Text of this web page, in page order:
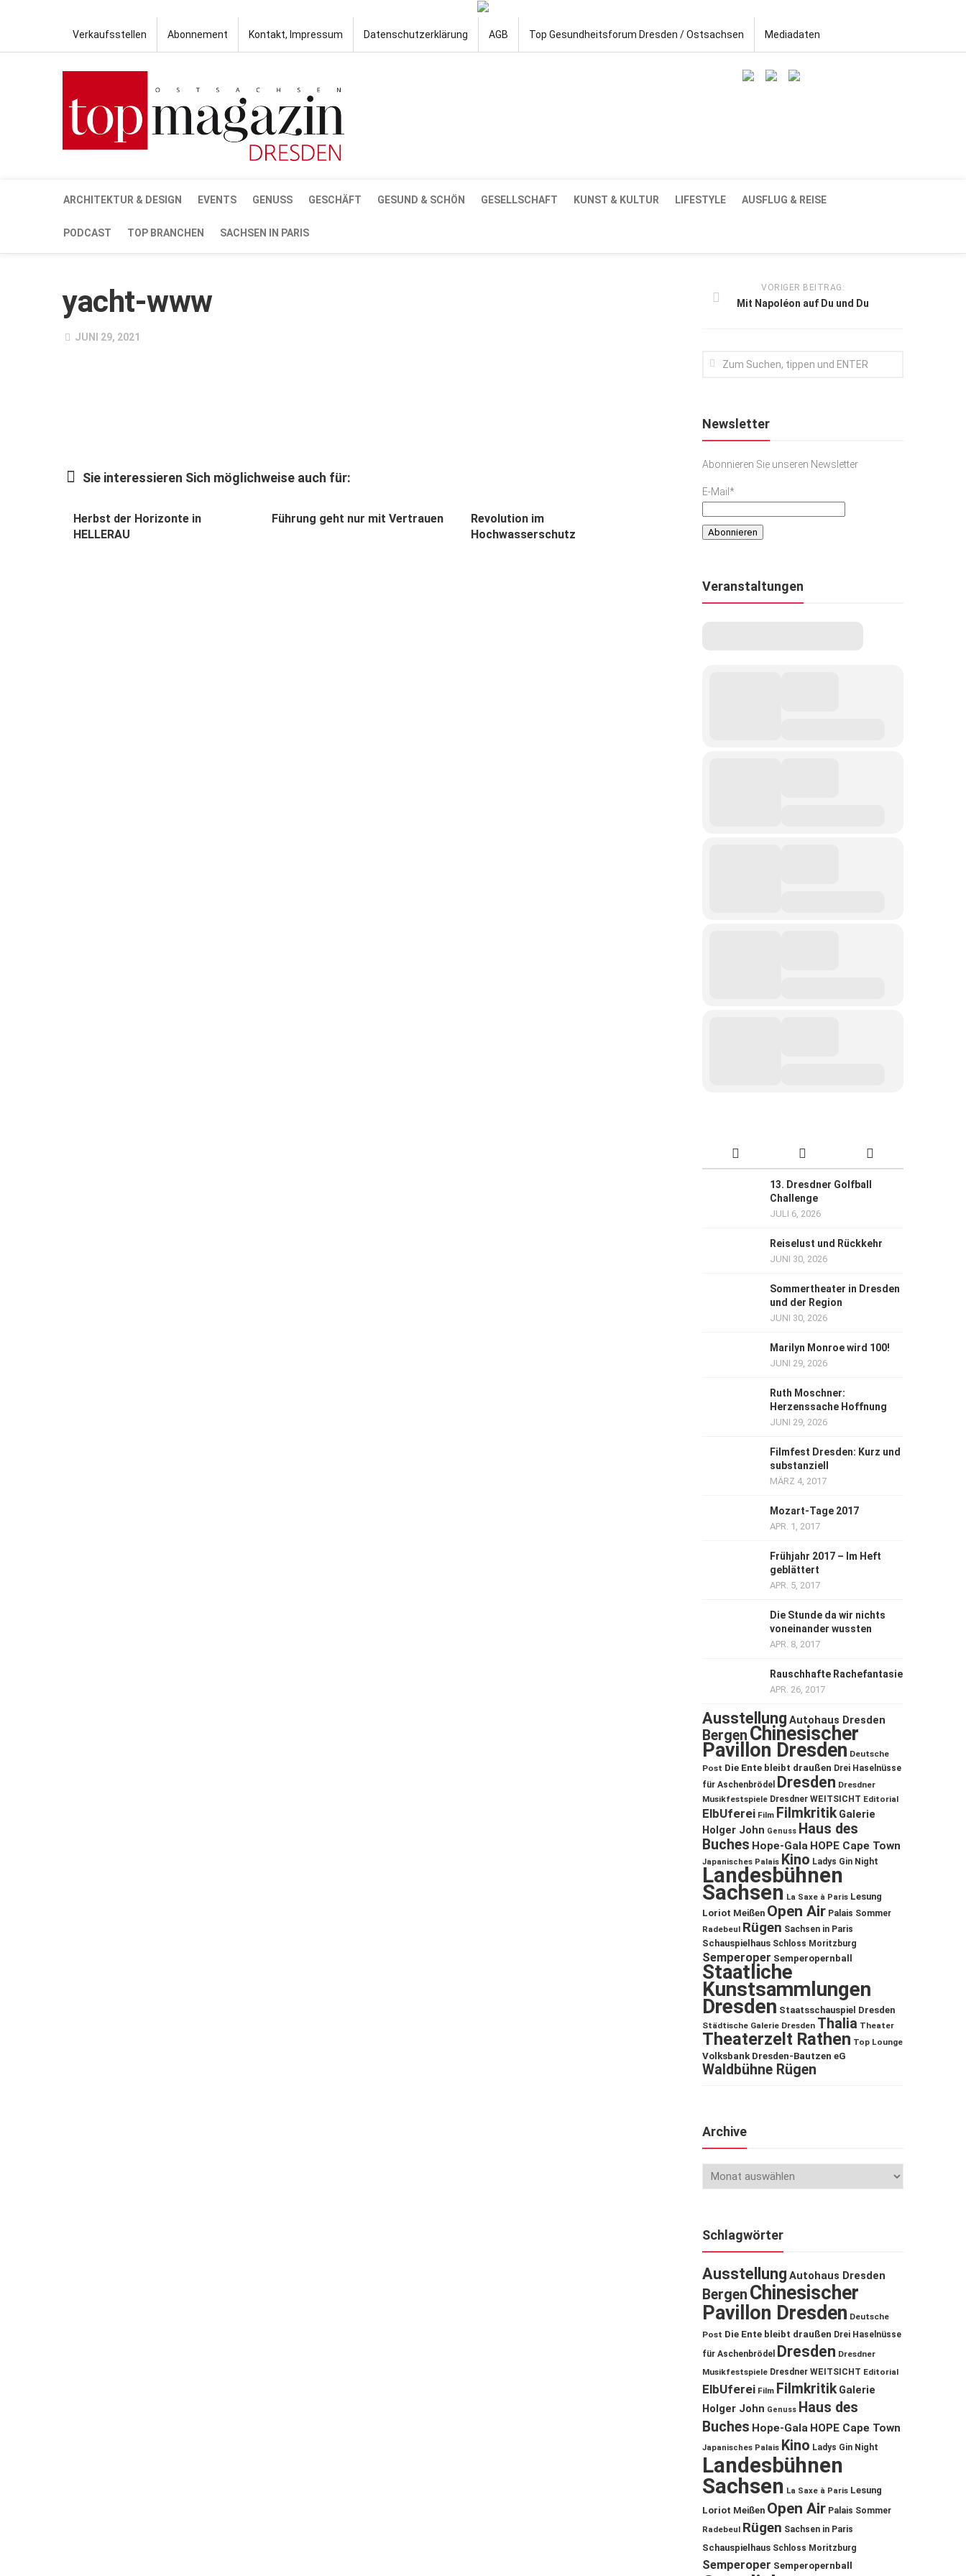
Verkaufsstellen Abonnement Kontakt, Impressum Datenschutzerklärung AGB Top Gesundheitsforum Dresden / Ostsachsen Mediadaten
ARCHITEKTUR & DESIGN EVENTS GENUSS GESCHÄFT GESUND & SCHÖN GESELLSCHAFT KUNST & KULTUR LIFESTYLE AUSFLUG & REISE
PODCAST TOP BRANCHEN SACHSEN IN PARIS
yacht-www
JUNI 29, 2021
Sie interessieren Sich möglichweise auch für:
Herbst der Horizonte in
HELLERAU
Führung geht nur mit Vertrauen
Revolution im
Hochwasserschutz
VORIGER BEITRAG:
Mit Napoléon auf Du und Du
Newsletter
Abonnieren Sie unseren Newsletter
E-Mail*
Veranstaltungen
13. Dresdner Golfball
Challenge
JULI 6, 2026
Reiselust und Rückkehr
JUNI 30, 2026
Sommertheater in Dresden
und der Region
JUNI 30, 2026
Marilyn Monroe wird 100!
JUNI 29, 2026
Ruth Moschner:
Herzenssache Hoffnung
JUNI 29, 2026
Filmfest Dresden: Kurz und
substanziell
MÄRZ 4, 2017
Mozart-Tage 2017
APR. 1, 2017
Frühjahr 2017 – Im Heft
geblättert
APR. 5, 2017
Die Stunde da wir nichts
voneinander wussten
APR. 8, 2017
Rauschhafte Rachefantasie
APR. 26, 2017
Ausstellung Autohaus Dresden
Bergen Chinesischer
Pavillon Dresden Deutsche
Post Die Ente bleibt draußen Drei Haselnüsse
für Aschenbrödel
Dresden Dresdner
Musikfestspiele Dresdner WEITSICHT Editorial
ElbUferei Film Filmkritik Galerie
Holger John Genuss Haus des
Buches Hope-Gala HOPE Cape Town
Japanisches Palais Kino Ladys Gin Night
Landesbühnen
Sachsen La Saxe à Paris Lesung
Loriot Meißen Open Air Palais Sommer
Radebeul Rügen Sachsen in Paris
Schauspielhaus Schloss Moritzburg
Semperoper Semperopernball
Staatliche
Kunstsammlungen
Dresden Staatsschauspiel Dresden
Städtische Galerie Dresden Thalia Theater
Theaterzelt Rathen Top Lounge
Volksbank Dresden-Bautzen eG
Waldbühne Rügen
Archive
Schlagwörter
Ausstellung Autohaus Dresden
Bergen Chinesischer
Pavillon Dresden Deutsche
Post Die Ente bleibt draußen Drei Haselnüsse
für Aschenbrödel
Dresden Dresdner
Musikfestspiele Dresdner WEITSICHT Editorial
ElbUferei Film Filmkritik Galerie
Holger John Genuss Haus des
Buches Hope-Gala HOPE Cape Town
Japanisches Palais Kino Ladys Gin Night
Landesbühnen
Sachsen La Saxe à Paris Lesung
Loriot Meißen Open Air Palais Sommer
Radebeul Rügen Sachsen in Paris
Schauspielhaus Schloss Moritzburg
Semperoper Semperopernball